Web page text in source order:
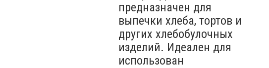
предназначен для
выпечки хлеба, тортов и
других хлебобулочных
изделий. Идеален для
использован